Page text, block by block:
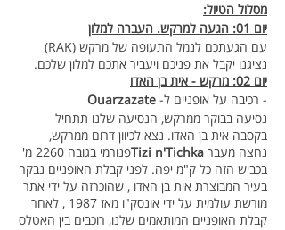
מסלול הטיול:
יום 01: הגעה למרקש. העברה למלון
עם הגעתכם לנמל התעופה של מרקש (RAK)
נציגנו יקבל את פניכם ויעביר אתכם למלון שלכם.
יום 02: מרקש - אית בן האדו
- רכיבה על אופניים ל- Ouarzazate
נסיעה בבוקר ממרקש, הנסיעה שלנו תתחיל
בקסבה אית בן האדו. נצא לכיוון דרום ממרקש,
נחצה מעבר Tizi n'Tichka
פנורמי בגובה 2260 מ'
בכביש הזה כל ק"מ יפה. לפני קבלת האופניים נבקר
בעיר המבוצרת אית בן האדו , שהוכרזה על ידי אתר
מורשת עולמית על ידי אונסק"ו מאז 1987 , לאחר
קבלת האופניים המותאמים שלנו, רוכבים בין האטלס